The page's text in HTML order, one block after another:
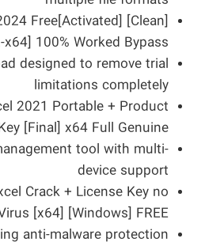
Free[Activated] [Clean]
x64] 100% Worked Bypass
designed to remove trial
limitations completely
2021 Portable + Product
[Final] x64 Full Genuine
tool with multi-
device support
Crack + License Key no
[x64] [Windows] FREE
anti-malware protection